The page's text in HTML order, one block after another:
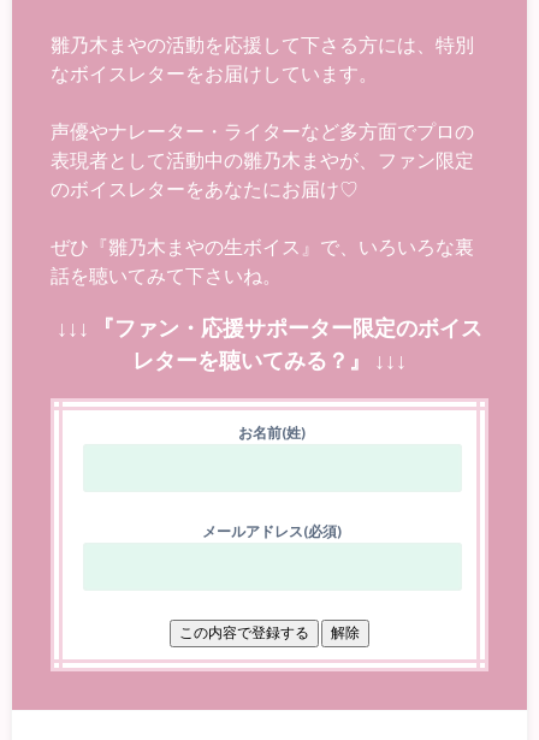
雛乃木まやの活動を応援して下さる方には、特別
なボイスレターをお届けしています。
声優やナレーター・ライターなど多方面でプロの
表現者として活動中の雛乃木まやが、ファン限定
のボイスレターをあなたにお届け♡
ぜひ『雛乃木まやの生ボイス』で、いろいろな裏
話を聴いてみて下さいね。
↓↓↓ 『ファン・応援サポーター限定のボイス
レターを聴いてみる？』 ↓↓↓
お名前(姓)
メールアドレス(必須)